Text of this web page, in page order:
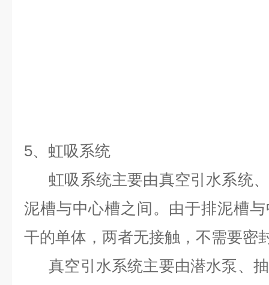
5、虹吸系统
虹吸系统主要由真空引水系统
泥槽与中心槽之间。由于排泥槽
干的单体，两者无接触，不需要密
真空引水系统主要由潜水泵、